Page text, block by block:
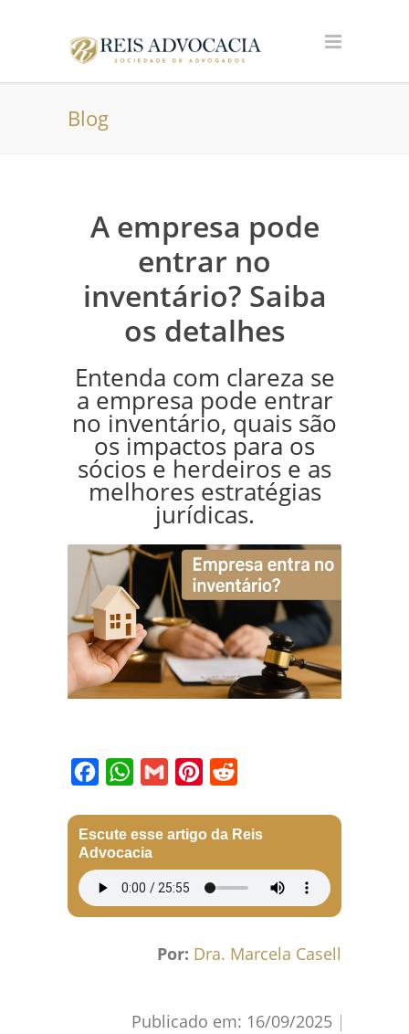
Blog
A empresa pode
entrar no
inventário? Saiba
os detalhes
Entenda com clareza se
a empresa pode entrar
no inventário, quais são
os impactos para os
sócios e herdeiros e as
melhores estratégias
jurídicas.
Escute esse artigo da Reis
Advocacia
Por: Dra. Marcela Caselli
Publicado em: 16/09/2025 |